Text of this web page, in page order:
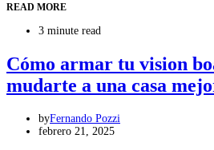
READ MORE
3 minute read
Cómo armar tu vision
mudarte a una casa
byFernando Pozzi
febrero 21, 2025